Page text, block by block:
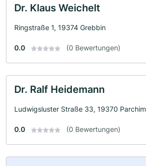
Dr. Klaus Weichelt
Ringstraße 1, 19374 Grebbin
0.0 (0 Bewertungen)
Dr. Ralf Heidemann
Ludwigsluster Straße 33, 19370 Parchim
0.0 (0 Bewertungen)